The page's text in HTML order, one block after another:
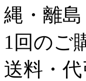
縄・離
1回のご
送料・